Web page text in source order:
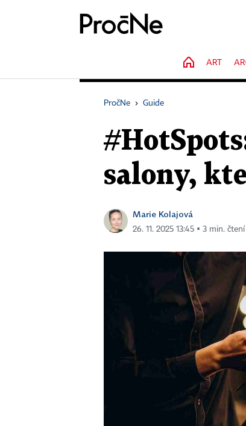
HOME
ART
PročNe › Guide
salony,
Marie Kolajová
26. 11. 2025 13:45 ▪ 3 min. čtení